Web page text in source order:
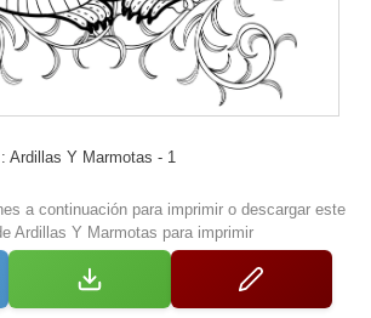
Ardillas Y Marmotas - 1
a continuación para imprimir o descargar este
Ardillas Y Marmotas para imprimir